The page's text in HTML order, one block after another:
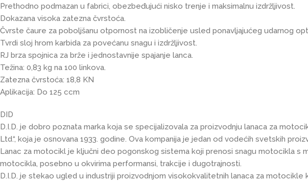
Prethodno podmazan u fabrici, obezbeđujući nisko trenje i maksimalnu izdržljivost.
Dokazana visoka zatezna čvrstoća.
Čvrste čaure za poboljšanu otpornost na izobličenje usled ponavljajućeg udarnog
Tvrdi sloj hrom karbida za povećanu snagu i izdržljivost.
RJ brza spojnica za brže i jednostavnije spajanje lanca.
Težina: 0,83 kg na 100 linkova.
Zatezna čvrstoća: 18,8 KN
Aplikacija: Do 125 ccm
DID
D.I.D. je dobro poznata marka koja se specijalizovala za proizvodnju lanaca za
Ltd.“, koja je osnovana 1933. godine. Ova kompanija je jedan od vodećih svetskih
Lanac za motocikl je ključni deo pogonskog sistema koji prenosi snagu motocikla s
motocikla, posebno u okvirima performansi, trakcije i dugotrajnosti.
D.I.D. je stekao ugled u industriji proizvodnjom visokokvalitetnih lanaca za